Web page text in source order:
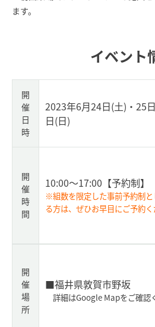
ます。
イベント
開
催
日
時
2023年6月24日(土)・25
日(日)
開
催
時
間
10:00～17:00 【予約制】
※組数を限定した事前予約制
る方は、ぜひお早目にご予約く
開
催
場
所
■福井県敦賀市野坂
詳細はGoogle Mapをご確認